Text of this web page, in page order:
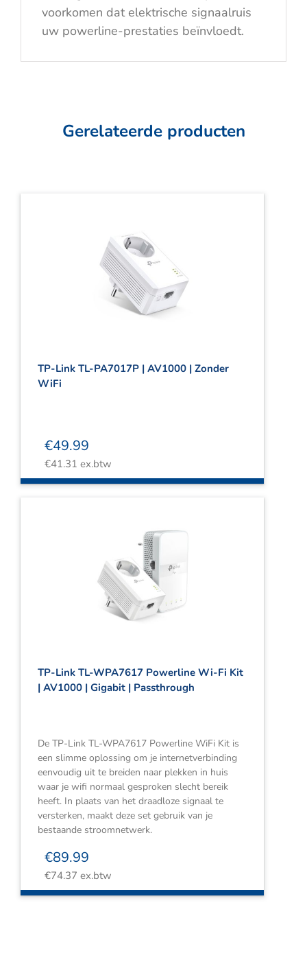
voorkomen dat elektrische signaalruis
uw powerline-prestaties beïnvloedt.
Gerelateerde producten
TP-Link TL-PA7017P | AV1000 | Zonder
WiFi
€49.99
€41.31 ex.btw
TP-Link TL-WPA7617 Powerline Wi-Fi Kit
| AV1000 | Gigabit | Passthrough
De TP-Link TL-WPA7617 Powerline WiFi Kit is
een slimme oplossing om je internetverbinding
eenvoudig uit te breiden naar plekken in huis
waar je wifi normaal gesproken slecht bereik
heeft. In plaats van het draadloze signaal te
versterken, maakt deze set gebruik van je
bestaande stroomnetwerk.
€89.99
€74.37 ex.btw